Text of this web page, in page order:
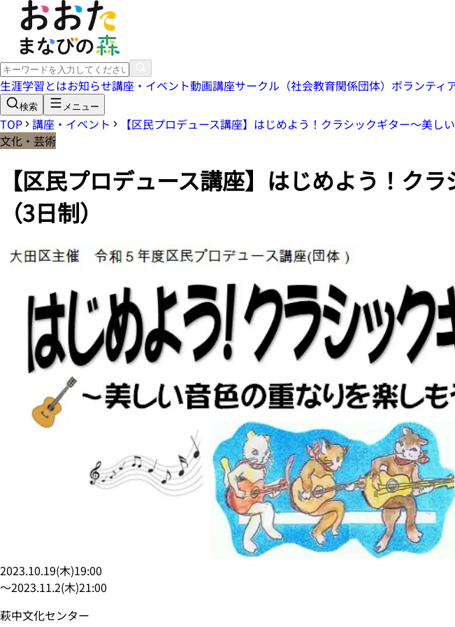
生涯学習とはお知らせ講座・イベント動画講座サークル（社会教育関係団体） ボランティ
検索 メニュー
TOP 講座・イベント
【区民プロデュース講座】はじめよう！クラシックギター～美し
文化・芸術
【区民プロデュース講座】はじめよう！ク
（3日制）
2023.10.19(木)19:00
〜2023.11.2(木)21:00
萩中文化センター